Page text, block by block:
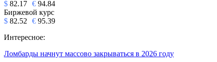
$ 82.17 € 94.84
Биржевой курс
$ 82.52 € 95.39
Интересное:
Ломбарды начнут массово закрываться в 2026 году